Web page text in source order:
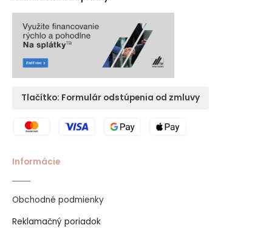
Tlačítko: Formulár odstúpenia od zmluvy
Informácie
Obchodné podmienky
Reklamačný poriadok